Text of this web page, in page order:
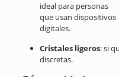
ideal para personas
que usan dispositivos
digitales.
Cristales ligeros: si
discretas.